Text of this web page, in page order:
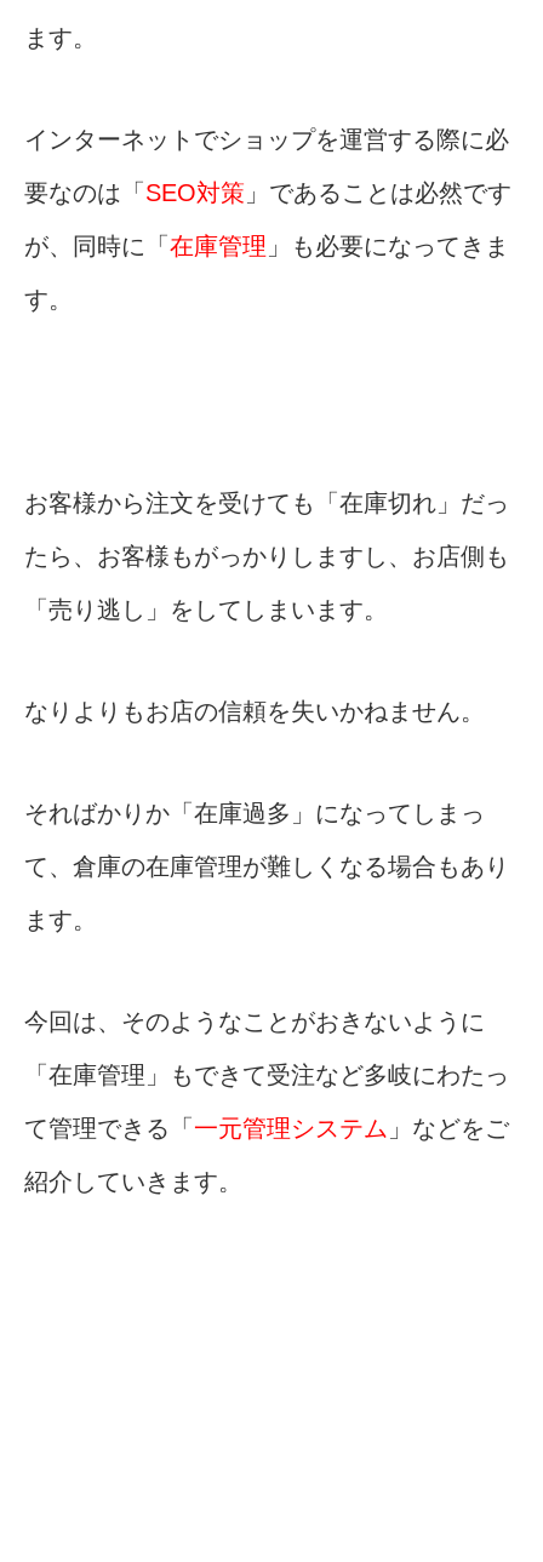
ます。
インターネットでショップを運営する際に必
要なのは「 SEO対策 」であることは必然です
が、同時に「 在庫管理 」も必要になってきま
す。
お客様から注文を受けても「在庫切れ」だっ
たら、お客様もがっかりしますし、お店側も
「売り逃し」をしてしまいます。
なりよりもお店の信頼を失いかねません。
そればかりか「在庫過多」になってしまっ
て、倉庫の在庫管理が難しくなる場合もあり
ます。
今回は、そのようなことがおきないように
「在庫管理」もできて受注など多岐にわたっ
て管理できる「 一元管理システム 」などをご
紹介していきます。